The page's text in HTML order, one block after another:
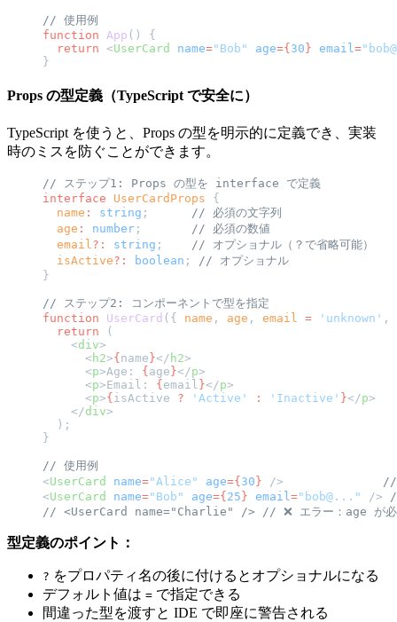
// 使用例
function App () {
  return
<UserCard name="Bob" age={30} email =
}
Props の型定義（TypeScript で安全に）
TypeScript を使うと、Props の型を明示的に定義でき、実装
時のミスを防ぐことができます。
// ステップ1: Props の型を interface で定義
interface UserCardProps {
  name
: string ; // 必須の文字列
  age
: number ; // 必須の数値
  email
?: string ; // オプショナル（？で省略可能）
  isActive
?: boolean ; // オプショナル
}
// ステップ2: コンポーネントで型を指定
function UserCard ({ name , age , email = 'unknown' ,
  return
(
    <
div>
      <
h2>{ name }</ h2>
      <
p>Age: { age }</p>
      <
p>Email: { email }</p>
      <
p>{ isActive ? 'Active' : 'Inactive' }</p>
    </
div>
  );
}
// 使用例
<UserCard name="Alice" age={ 30 } /> //
<UserCard name="Bob" age={ 25 } email="bob@..." />
// <UserCard name="Charlie" /> // ❌ エラー：age が必
型定義のポイント：
? をプロパティ名の後に付けるとオプショナルになる
デフォルト値は = で指定できる
間違った型を渡すと IDE で即座に警告される